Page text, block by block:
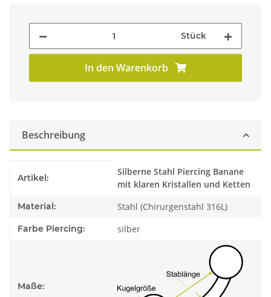
Stück
In den Warenkorb
Beschreibung
Artikel:
Silberne Stahl Piercing Banane
mit klaren Kristallen und Ketten
Material: Stahl (Chirurgenstahl 316L)
Farbe Piercing: silber
Maße: